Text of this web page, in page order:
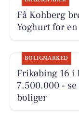
Få Kohberg
Yoghurt for
BOLIGMARKED
Frikøbing 16 i
7.500.000 -
boliger